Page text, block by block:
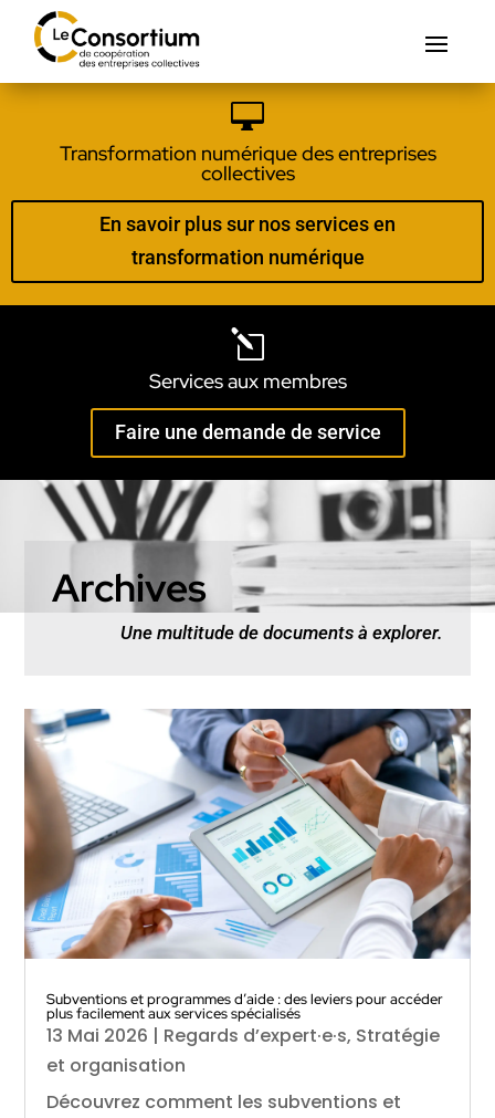

Transformation numérique des entreprises
collectives
En savoir plus sur nos services en
transformation numérique
l
Services aux membres
Faire une demande de service
Archives
Une multitude de documents à explorer.
Subventions et programmes d’aide : des leviers pour accéder
plus facilement aux services spécialisés
13 Mai 2026 | Regards d’expert·e·s, Stratégie
et organisation
Découvrez comment les subventions et